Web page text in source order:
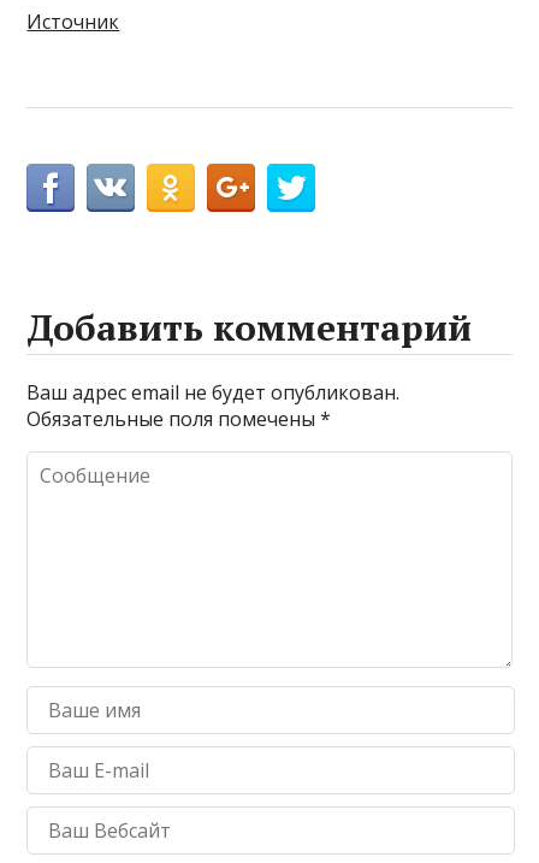
Источник
Добавить комментарий
Ваш адрес email не будет опубликован.
Обязательные поля помечены*